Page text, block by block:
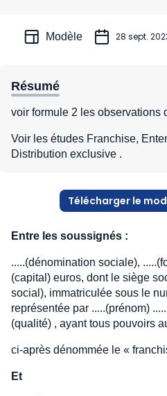
Modèle 28 sept.
Résumé
voir formule 2 les observations
Voir les études Franchise,
Distribution exclusive .
Télécharger le
Entre les soussignés :
.....(dénomination sociale),
(capital) euros, dont le siège
social), immatriculée sous le
représentée par .....(prénom)
(qualité) , ayant tous pouvoirs
ci-après dénommée le «
Et